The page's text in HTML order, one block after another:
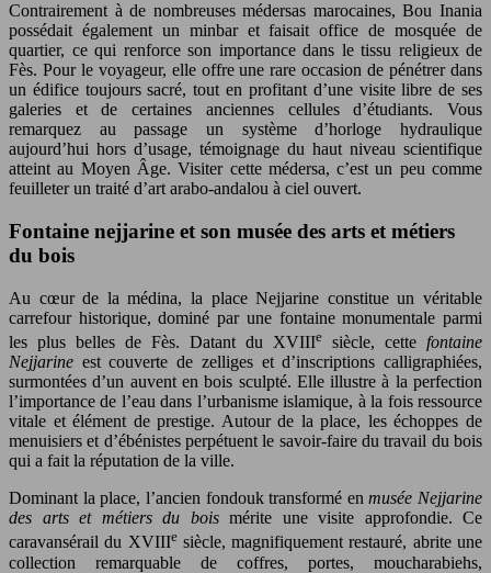
Contrairement à de nombreuses médersas marocaines, Bou Inania
possédait également un minbar et faisait office de mosquée de
quartier, ce qui renforce son importance dans le tissu religieux de
Fès. Pour le voyageur, elle offre une rare occasion de pénétrer dans
un édifice toujours sacré, tout en profitant d’une visite libre de ses
galeries et de certaines anciennes cellules d’étudiants. Vous
remarquez au passage un système d’horloge hydraulique
aujourd’hui hors d’usage, témoignage du haut niveau scientifique
atteint au Moyen Âge. Visiter cette médersa, c’est un peu comme
feuilleter un traité d’art arabo-andalou à ciel ouvert.
Fontaine nejjarine et son musée des arts et métiers
du bois
Au cœur de la médina, la place Nejjarine constitue un véritable
carrefour historique, dominé par une fontaine monumentale parmi
les plus belles de Fès. Datant du XVIIIe siècle, cette fontaine
Nejjarine est couverte de zelliges et d’inscriptions calligraphiées,
surmontées d’un auvent en bois sculpté. Elle illustre à la perfection
l’importance de l’eau dans l’urbanisme islamique, à la fois ressource
vitale et élément de prestige. Autour de la place, les échoppes de
menuisiers et d’ébénistes perpétuent le savoir-faire du travail du bois
qui a fait la réputation de la ville.
Dominant la place, l’ancien fondouk transformé enmusée Nejjarine
des arts et métiers du boismérite une visite approfondie. Ce
caravansérail du XVIIIesiècle, magnifiquement restauré, abrite une
collection remarquable de coffres, portes, moucharabiehs,